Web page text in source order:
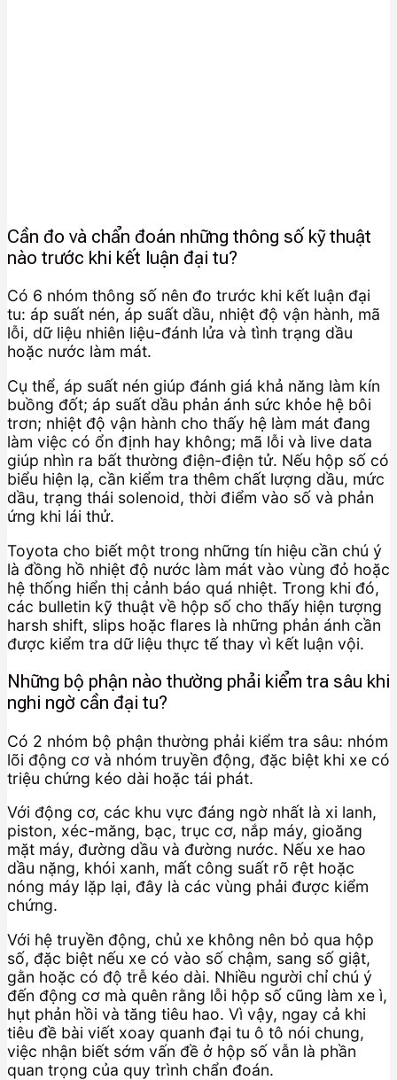
Cần đo và chẩn đoán những thông số kỹ thuật
nào trước khi kết luận đại tu?
Có 6 nhóm thông số nên đo trước khi kết luận đại
tu: áp suất nén, áp suất dầu, nhiệt độ vận hành, mã
lỗi, dữ liệu nhiên liệu-đánh lửa và tình trạng dầu
hoặc nước làm mát.
Cụ thể, áp suất nén giúp đánh giá khả năng làm kín
buồng đốt; áp suất dầu phản ánh sức khỏe hệ bôi
trơn; nhiệt độ vận hành cho thấy hệ làm mát đang
làm việc có ổn định hay không; mã lỗi và live data
giúp nhìn ra bất thường điện-điện tử. Nếu hộp số có
biểu hiện lạ, cần kiểm tra thêm chất lượng dầu, mức
dầu, trạng thái solenoid, thời điểm vào số và phản
ứng khi lái thử.
Toyota cho biết một trong những tín hiệu cần chú ý
là đồng hồ nhiệt độ nước làm mát vào vùng đỏ hoặc
hệ thống hiển thị cảnh báo quá nhiệt. Trong khi đó,
các bulletin kỹ thuật về hộp số cho thấy hiện tượng
harsh shift, slips hoặc flares là những phản ánh cần
được kiểm tra dữ liệu thực tế thay vì kết luận vội.
Những bộ phận nào thường phải kiểm tra sâu khi
nghi ngờ cần đại tu?
Có 2 nhóm bộ phận thường phải kiểm tra sâu: nhóm
lõi động cơ và nhóm truyền động, đặc biệt khi xe có
triệu chứng kéo dài hoặc tái phát.
Với động cơ, các khu vực đáng ngờ nhất là xi lanh,
piston, xéc-măng, bạc, trục cơ, nắp máy, gioăng
mặt máy, đường dầu và đường nước. Nếu xe hao
dầu nặng, khói xanh, mất công suất rõ rệt hoặc
nóng máy lặp lại, đây là các vùng phải được kiểm
chứng.
Với hệ truyền động, chủ xe không nên bỏ qua hộp
số, đặc biệt nếu xe có vào số chậm, sang số giật,
gằn hoặc có độ trễ kéo dài. Nhiều người chỉ chú ý
đến động cơ mà quên rằng lỗi hộp số cũng làm xe ì,
hụt phản hồi và tăng tiêu hao. Vì vậy, ngay cả khi
tiêu đề bài viết xoay quanh đại tu ô tô nói chung,
việc nhận biết sớm vấn đề ở hộp số vẫn là phần
quan trọng của quy trình chẩn đoán.